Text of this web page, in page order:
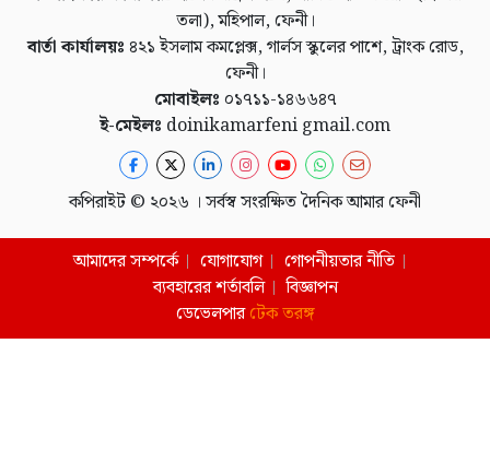
তলা), মহিপাল, ফেনী।
বার্তা কার্যালয়ঃ ৪২১ ইসলাম কমপ্লেক্স, গার্লস স্কুলের পাশে, ট্রাংক রোড,
ফেনী।
মোবাইলঃ ০১৭১১-১৪৬৬৪৭
ই-মেইলঃ doinikamarfeni gmail.com
কপিরাইট © ২০২৬ । সর্বস্ব সংরক্ষিত দৈনিক আমার ফেনী
আমাদের সম্পর্কে যোগাযোগ
গোপনীয়তার নীতি
ব্যবহারের শর্তাবলি
বিজ্ঞাপন
ডেভেলপারটেক তরঙ্গ